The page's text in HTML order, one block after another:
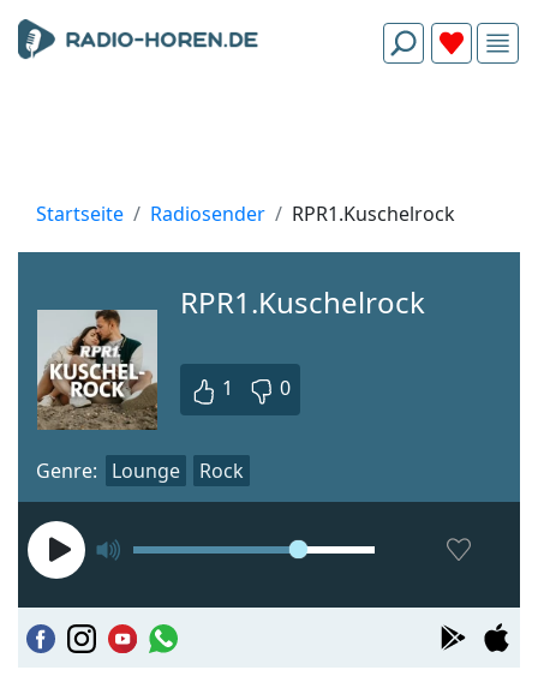
Startseite Radiosender RPR1.Kuschelrock
RPR1.Kuschelrock
1 0
Genre: Lounge Rock